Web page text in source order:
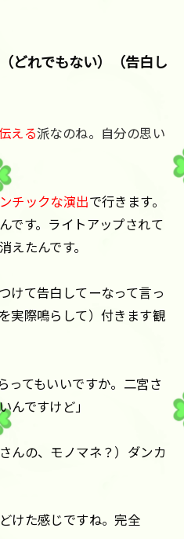
どれでもない）（告白し
える派なのね。自分の思い
チックな演出で行きます。
です。ライトアップされて
えたんです。
けて告白してーなって言っ
実際鳴らして）付きます観
ってもいいですか。二宮さ
んですけど」
んの、モノマネ？）ダンカ
けた感じですね。完全